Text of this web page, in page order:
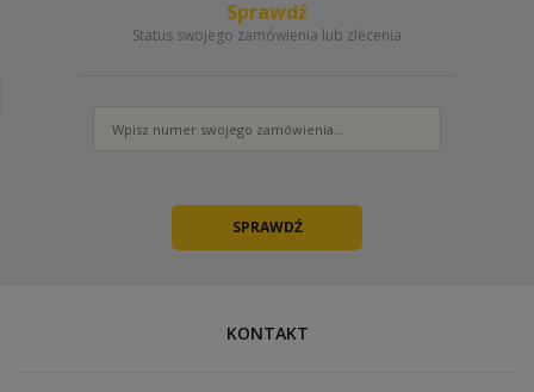
Sprawdź
Status swojego zamówienia lub zlecenia
KONTAKT